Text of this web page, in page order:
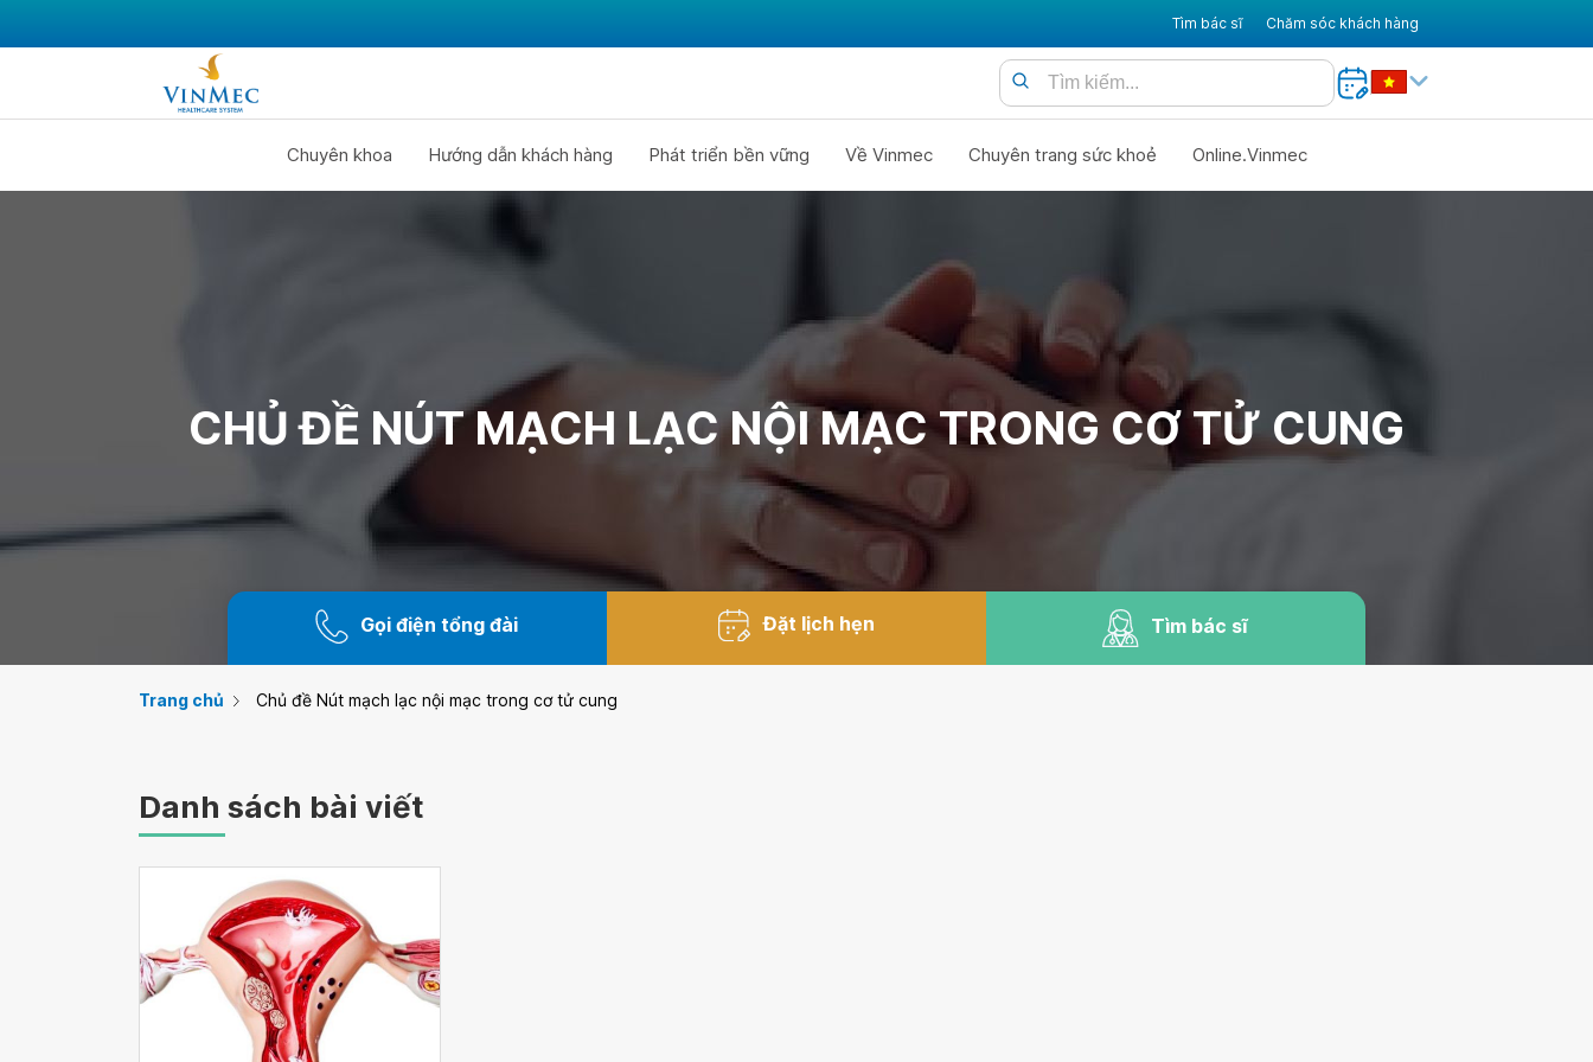
Tìm bác sĩ Chăm sóc khách hàng
Chuyên khoa Hướng dẫn khách hàng Phát triển bền vững Về Vinmec Chuyên trang sức khoẻ Online.Vinmec
CHỦ ĐỀ NÚT MẠCH LẠC NỘI MẠC TRONG CƠ TỬ CUNG
Gọi điện tổng đài Đặt lịch hẹn Tìm bác sĩ
Trang chủ Chủ đề Nút mạch lạc nội mạc trong cơ tử cung
Danh sách bài viết